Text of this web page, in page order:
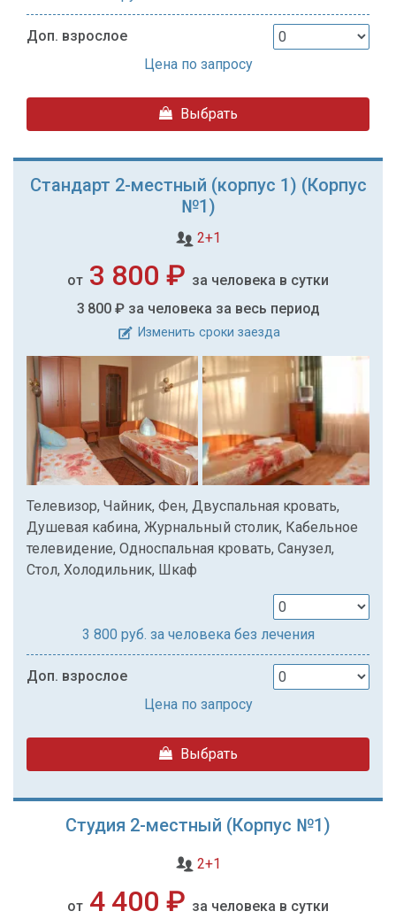
Доп. взрослое
Цена по запросу
Выбрать
Стандарт 2-местный (корпус 1) (Корпус
№1)
2+1
от 3 800 ₽ за человека в сутки
3 800 ₽ за человека за весь период
Изменить сроки заезда
Телевизор, Чайник, Фен, Двуспальная кровать,
Душевая кабина, Журнальный столик, Кабельное
телевидение, Односпальная кровать, Санузел,
Стол, Холодильник, Шкаф
3 800 руб. за человека без лечения
Доп. взрослое
Цена по запросу
Выбрать
Студия 2-местный (Корпус №1)
2+1
от 4 400 ₽ за человека в сутки